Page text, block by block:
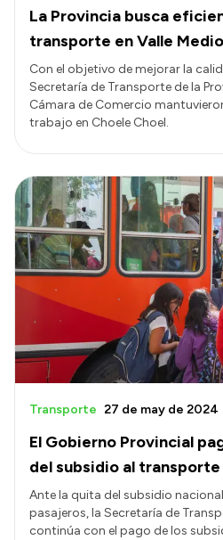
La Provincia busca
transporte en Valle Medio
Con el objetivo de mejorar la
Secretaría de Transporte de la
Cámara de Comercio
trabajo en Choele Choel.
El Gobierno Provincial
del subsidio al transporte
Transporte 27 de may de 2024
Ante la quita del subsidio
pasajeros, la Secretaría de
continúa con el pago de los